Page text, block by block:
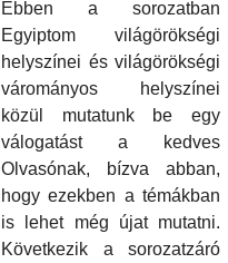
Ebben a sorozatban
Egyiptom világörökségi
helyszínei és világörökségi
várományos helyszínei
közül mutatunk be egy
válogatást a kedves
Olvasónak, bízva abban,
hogy ezekben a témákban
is lehet még újat mutatni.
Következik a sorozatzáró